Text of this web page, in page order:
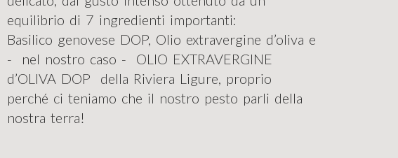
equilibrio di 7 ingredienti importanti:
Basilico genovese DOP, Olio extravergine d’oliva e
- nel nostro caso - OLIO EXTRAVERGINE
d’OLIVA DOP della Riviera Ligure, proprio
perché ci teniamo che il nostro pesto parli della
nostra terra!